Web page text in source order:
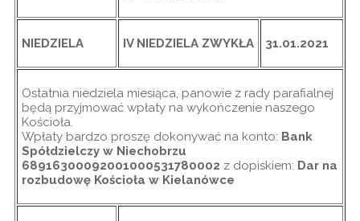
NIEDZIELA IV NIEDZIELA ZWYKŁA 31.01.2021
Ostatnia niedziela miesiąca, panowie z rady parafialnej
będą przyjmować wpłaty na wykończenie naszego
Kościoła.
Wpłaty bardzo proszę dokonywać na konto: Bank
Spółdzielczy w Niechobrzu
68916300092001000531780002 z dopiskiem: Dar na
rozbudowę Kościoła w Kielanówce